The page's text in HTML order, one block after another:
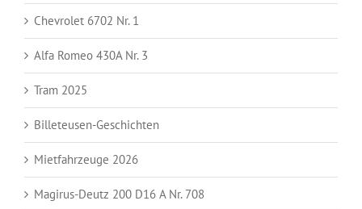
Chevrolet 6702 Nr. 1
Alfa Romeo 430A Nr. 3
Tram 2025
Billeteusen-Geschichten
Mietfahrzeuge 2026
Magirus-Deutz 200 D16 A Nr. 708